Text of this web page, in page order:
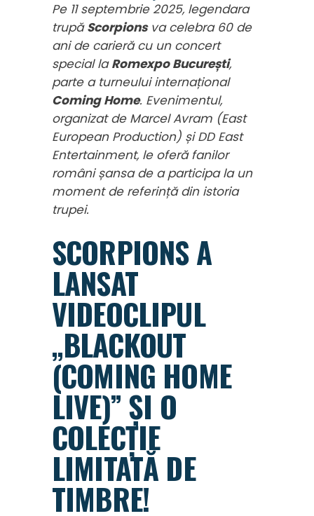
Pe 11 septembrie 2025, legendara
trupăScorpionsva celebra 60 de
ani de carieră cu un concert
special laRomexpo București,
parte a turneului internațional
Coming Home. Evenimentul,
organizat de Marcel Avram (East
European Production) și DD East
Entertainment, le oferă fanilor
români șansa de a participa la un
moment de referință din istoria
trupei.
SCORPIONS A
LANSAT
VIDEOCLIPUL
„BLACKOUT
(COMING HOME
LIVE)” ȘI O
COLECȚIE
LIMITATĂ DE
TIMBRE!